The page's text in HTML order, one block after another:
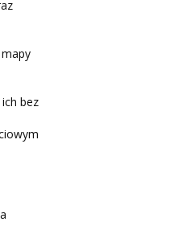
bez